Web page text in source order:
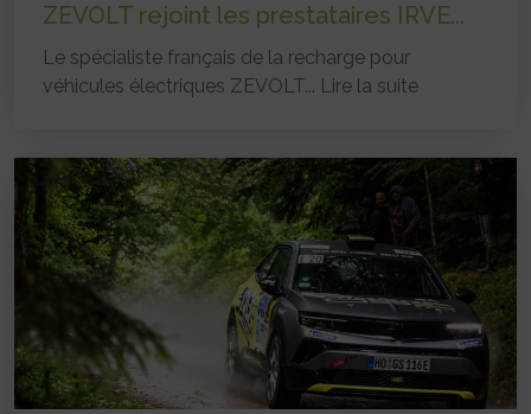
ZEVOLT rejoint les prestataires IRVE...
Le spécialiste français de la recharge pour
véhicules électriques ZEVOLT... Lire la suite